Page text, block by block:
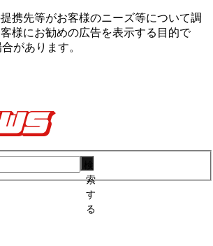
携先等がお客様のニーズ等について調
様にお勧めの広告を表⽰する⽬的で
があります。
索
す
る